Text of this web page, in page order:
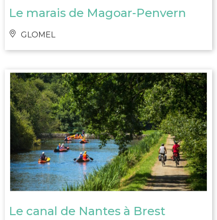
Le marais de Magoar-Penvern
GLOMEL
Le canal de Nantes à Brest